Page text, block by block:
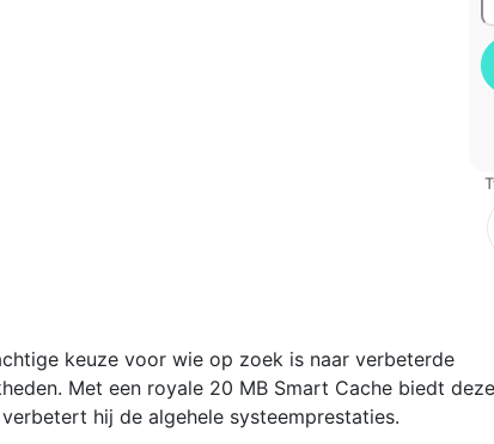
keuze voor wie op zoek is naar verbeterde
Met een royale 20 MB Smart Cache biedt
hij de algehele systeemprestaties.